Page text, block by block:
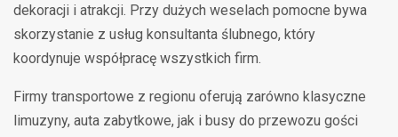
dekoracji i atrakcji. Przy dużych weselach pomocne bywa
skorzystanie z usług konsultanta ślubnego, który
koordynuje współpracę wszystkich firm.
Firmy transportowe z regionu oferują zarówno klasyczne
limuzyny, auta zabytkowe, jak i busy do przewozu gości